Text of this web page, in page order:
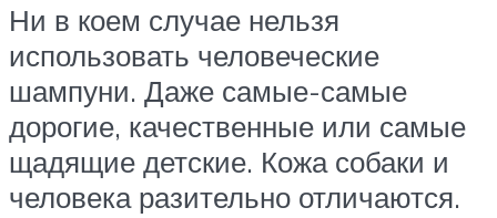
Ни в коем случае нельзя
использовать человеческие
шампуни. Даже самые-самые
дорогие, качественные или самые
щадящие детские. Кожа собаки и
человека разительно отличаются.